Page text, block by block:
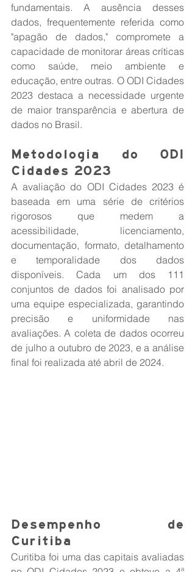
fundamentais. A ausência desses
dados, frequentemente referida como
"apagão de dados," compromete a
capacidade de monitorar áreas críticas
como saúde, meio ambiente e
educação, entre outras. O ODI Cidades
2023 destaca a necessidade urgente
de maior transparência e abertura de
dados no Brasil.
Metodologia do ODI
Cidades 2023
A avaliação do ODI Cidades 2023 é
baseada em uma série de critérios
rigorosos que medem a
acessibilidade, licenciamento,
documentação, formato, detalhamento
e temporalidade dos dados
disponíveis. Cada um dos 111
conjuntos de dados foi analisado por
uma equipe especializada, garantindo
precisão e uniformidade nas
avaliações. A coleta de dados ocorreu
de julho a outubro de 2023, e a análise
final foi realizada até abril de 2024.
Desempenho de
Curitiba
Curitiba foi uma das capitais avaliadas